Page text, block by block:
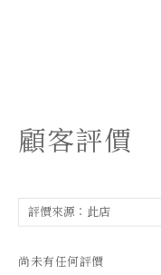
顧客評價
尚未有任何評價